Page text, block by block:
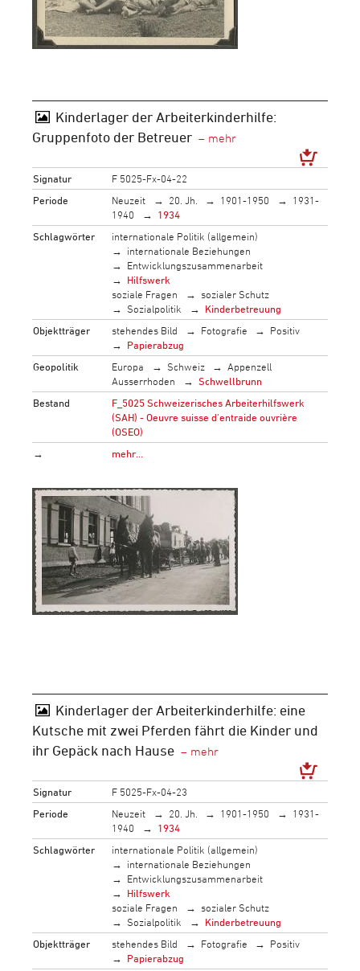
Kinderlager der Arbeiterkinderhilfe:
Gruppenfoto der Betreuer
Signatur
F 5025-Fx-04-22
Periode
Neuzeit 20. Jh. 1901-1950
1931-
1940
1934
Schlagwörter
internationale Politik (allgemein)
internationale Beziehungen
Entwicklungszusammenarbeit
Hilfswerk
soziale Fragen
sozialer Schutz
Sozialpolitik
Kinderbetreuung
Objektträger
stehendes Bild Fotografie
Positiv
Papierabzug
Geopolitik
Europa Schweiz
Appenzell
Ausserrhoden
Schwellbrunn
Bestand
F_5025 Schweizerisches Arbeiterhilfswerk
(SAH) - Oeuvre suisse d'entraide ouvrière
(OSEO)
→
mehr…
Kinderlager der Arbeiterkinderhilfe: eine
Kutsche mit zwei Pferden fährt die Kinder und
ihr Gepäck nach Hause
Signatur
F 5025-Fx-04-23
Periode
Neuzeit 20. Jh. 1901-1950
1931-
1940
1934
Schlagwörter
internationale Politik (allgemein)
internationale Beziehungen
Entwicklungszusammenarbeit
Hilfswerk
soziale Fragen
sozialer Schutz
Sozialpolitik
Kinderbetreuung
Objektträger
stehendes Bild Fotografie
Positiv
Papierabzug